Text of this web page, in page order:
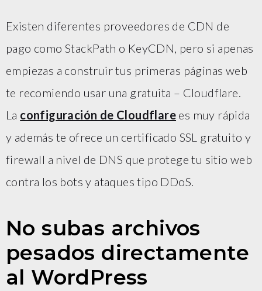
Existen diferentes proveedores de CDN de
pago como StackPath o KeyCDN, pero si apenas
empiezas a construir tus primeras páginas web
te recomiendo usar una gratuita – Cloudflare.
La configuración de Cloudflare es muy rápida
y además te ofrece un certificado SSL gratuito y
firewall a nivel de DNS que protege tu sitio web
contra los bots y ataques tipo DDoS.
No subas archivos
pesados directamente
al WordPress